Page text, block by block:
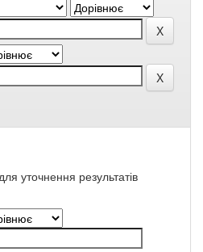
уточнення результатів